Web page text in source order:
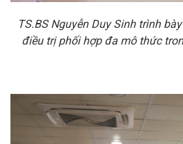
TS.BS Nguyễn Duy Sinh trình
điều trị phối hợp đa mô thức